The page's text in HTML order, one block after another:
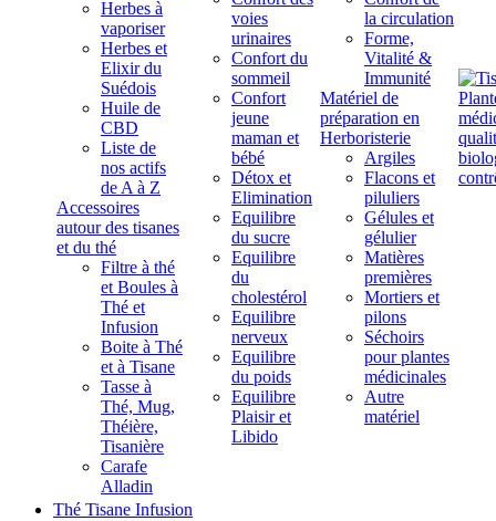
Herbes à
vaporiser
Herbes et
Elixir du
Suédois
Huile de
CBD
Liste de
nos actifs
de A à Z
Accessoires
autour des tisanes
et du thé
Filtre à thé
et Boules à
Thé et
Infusion
Boite à Thé
et à Tisane
Tasse à
Thé, Mug,
Théière,
Tisanière
Carafe
Alladin
voies
urinaires
Confort du
sommeil
Confort
jeune
maman et
bébé
Détox et
Elimination
Equilibre
du sucre
Equilibre
du
cholestérol
Equilibre
nerveux
Equilibre
du poids
Equilibre
Plaisir et
Libido
la circulation
Forme,
Vitalité &
Immunité
Matériel de
préparation en
Herboristerie
Argiles
Flacons et
piluliers
Gélules et
gélulier
Matières
premières
Mortiers et
pilons
Séchoirs
pour plantes
médicinales
Autre
matériel
Thé Tisane Infusion